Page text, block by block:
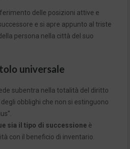
delle posizioni attive e
e si apre appunto al triste
persona nella città del suo
universale
subentra nella totalità del diritto
obblighi che non si estinguono
sia il tipo di successione è
con il beneficio di inventario.